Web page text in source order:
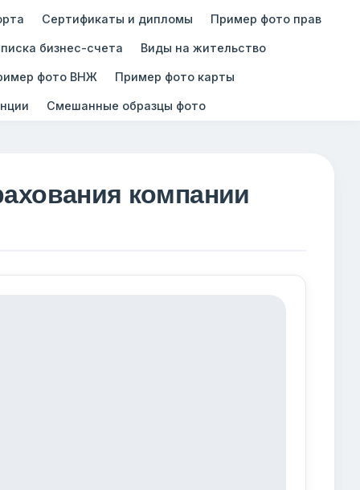
Сертификаты и дипломы Пример фото прав
бизнес-счета Виды на жительство
фото ВНЖ Пример фото карты
Смешанные образцы фото
компании